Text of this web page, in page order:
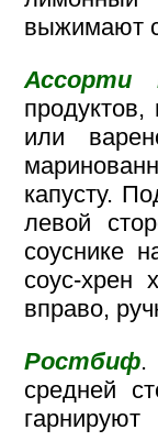
выжимают
Ассорти
или
капусту.
левой
соуснике
соус-хрен
вправо,
Ростбиф.
средней